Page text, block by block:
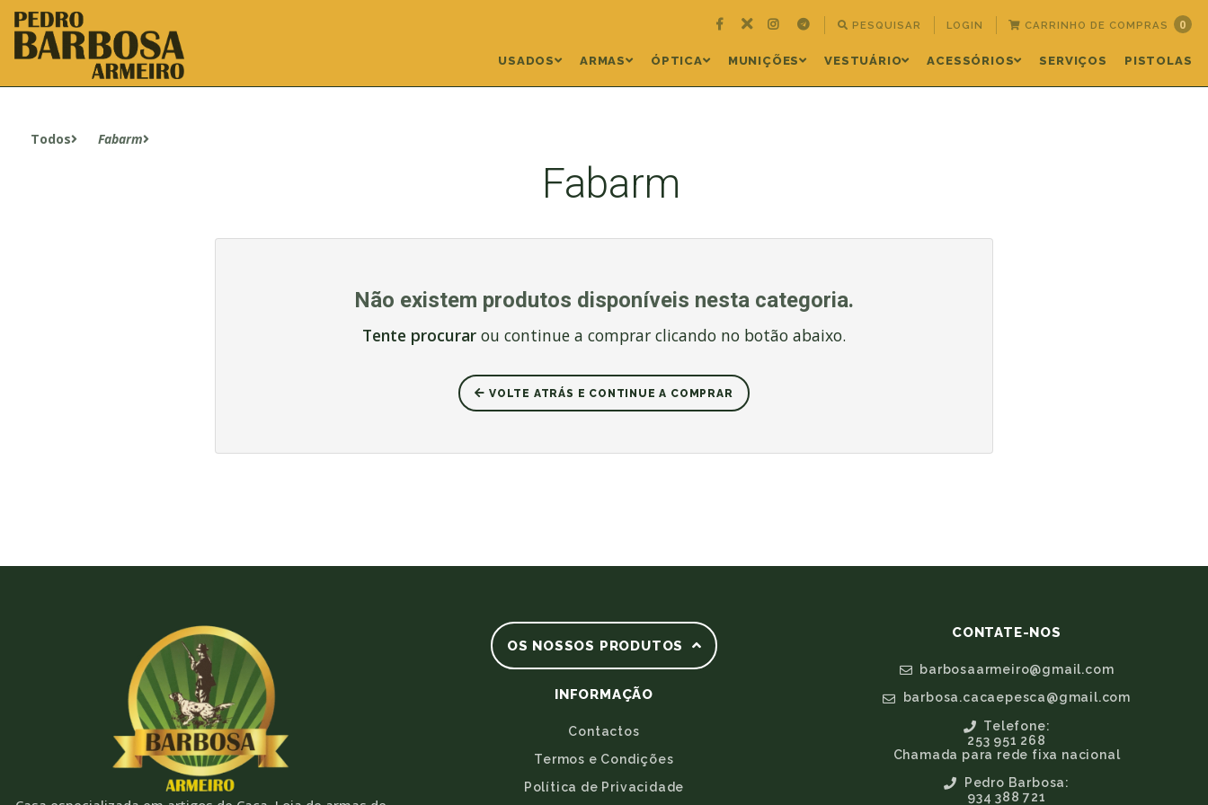
PESQUISAR LOGIN CARRINHO DE COMPRAS 0
USADOS ARMAS ÓPTICA MUNIÇÕES VESTUÁRIO ACESSÓRIOS SERVIÇOS PISTOLAS
Todos Fabarm
Fabarm
Não existem produtos disponíveis nesta categoria.
Tente procurar ou continue a comprar clicando no botão abaixo.
VOLTE ATRÁS E CONTINUE A COMPRAR
OS NOSSOS PRODUTOS
INFORMAÇÃO
Contactos
Termos e Condições
Política de Privacidade
CONTATE-NOS
barbosaarmeiro@gmail.com
barbosa.cacaepesca@gmail.com
Telefone:
253 951 268
Chamada para rede fixa nacional
Pedro Barbosa:
934 388 721